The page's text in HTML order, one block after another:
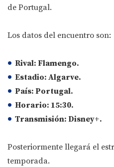
de Portugal.
Los datos del encuentro son:
Rival: Flamengo.
Estadio: Algarve.
País: Portugal.
Horario: 15:30.
Transmisión: Disney+.
Posteriormente llegará el
temporada.